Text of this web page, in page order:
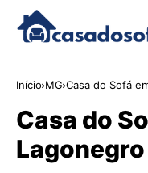
Início MG Casa do Sofá
Casa do
Lagonegro